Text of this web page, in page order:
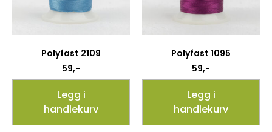
Polyfast 2109
59,-
Legg i
handlekurv
Polyfast 1095
59,-
Legg i
handlekurv